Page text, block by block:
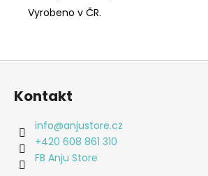
Vyrobeno v ČR.
Z
Kontakt
info@anjustore.cz
+420 608 861 310
FB Anju Store